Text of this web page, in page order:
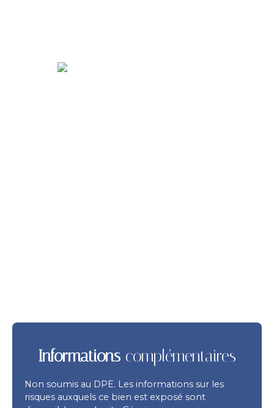
Informations complémentaires
Non soumis au DPE. Les informations sur les
risques auxquels ce bien est exposé sont